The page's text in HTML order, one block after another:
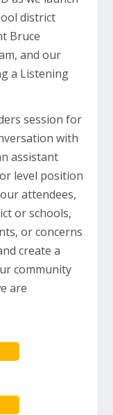
district
Bruce
and our
a Listening
session for
with
assistant
level position
attendees,
or schools,
or concerns
create a
community
are